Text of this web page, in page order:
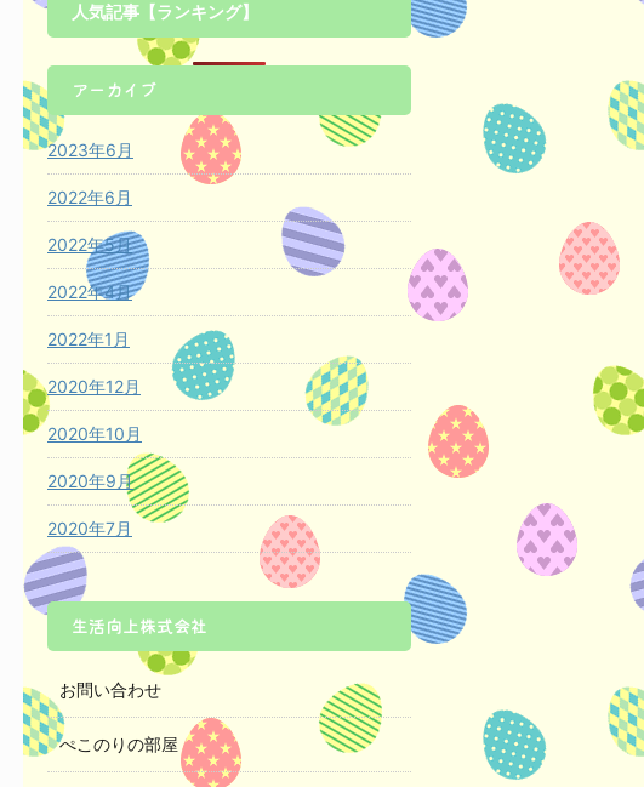
人気記事【ランキング】
アーカイブ
2023年6月
2022年6月
2022年5月
2022年4月
2022年1月
2020年12月
2020年10月
2020年9月
2020年7月
生活向上株式会社
お問い合わせ
ぺこのりの部屋